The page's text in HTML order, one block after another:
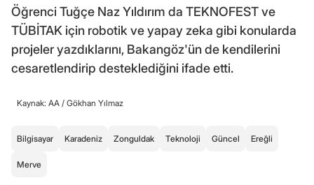
Öğrenci Tuğçe Naz Yıldırım da TEKNOFEST ve
TÜBİTAK için robotik ve yapay zeka gibi konularda
projeler yazdıklarını, Bakangöz'ün de kendilerini
cesaretlendirip desteklediğini ifade etti.
Kaynak: AA / Gökhan Yılmaz
Bilgisayar Karadeniz Zonguldak Teknoloji Güncel Ereğli
Merve